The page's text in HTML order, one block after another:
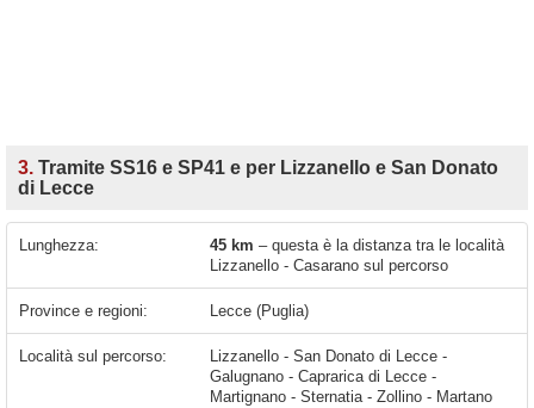
3. Tramite SS16 e SP41 e per Lizzanello e San Donato
di Lecce
Lunghezza: 45 km – questa è la distanza tra le località
Lizzanello - Casarano sul percorso
Province e regioni: Lecce (Puglia)
Località sul percorso:
Lizzanello - San Donato di Lecce -
Galugnano - Caprarica di Lecce -
Martignano - Sternatia - Zollino - Martano